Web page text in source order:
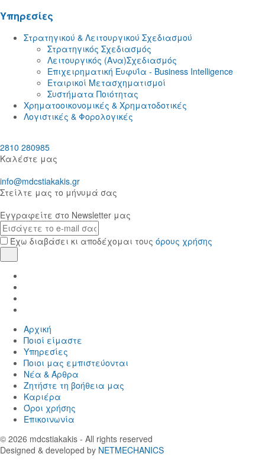
Yπηρεσίες
Στρατηγικού & Λειτουργικού Σχεδιασμού
Στρατηγικός Σχεδιασμός
Λειτουργικός (Ανα)Σχεδιασμός
Eπιχειρηματική Ευφυΐα - Business Intelligence
Εταιρικοί Μετασχηματισμοί
Συστήματα Ποιότητας
Χρηματοοικονομικές & Χρηματοδοτικές
Λογιστικές & Φορολογικές
2810 280985
Καλέστε μας
info@mdcstiakakis.gr
Στείλτε μας το μήνυμά σας
Εγγραφείτε στο Newsletter μας
E-
mailΈχω διαβάσει κι αποδέχομαι τους όρους χρήσης
Twitter
in
LinkedIn
Αρχική
Ποιοί είμαστε
Yπηρεσίες
Ποιοι μας εμπιστεύονται
Νέα & Άρθρα
Ζητήστε τη βοήθεια μας
Καριέρα
Όροι χρήσης
Επικοινωνία
© 2026 mdcstiakakis - All rights reserved
Designed & developed by NETMECHANICS